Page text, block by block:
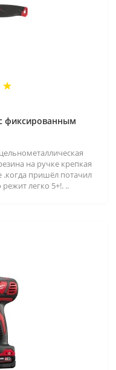
фиксированным
на ручке крепкая
.когда пришёл потачил
легко 5+!. ..